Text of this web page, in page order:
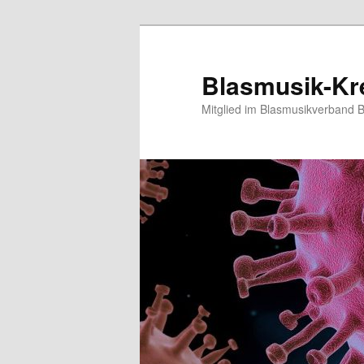
Blasmusik-
Mitglied im Blasmusikverband